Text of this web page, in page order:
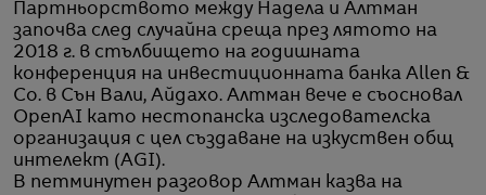
Партньорството между Надела и Aлтман
започва след случайна среща през лятото на
2018 г. в стълбището на годишната
конференция на инвестиционната банка Allen &
Co. в Сън Вали, Айдахо. Aлтман вече е съосновал
OpenAI като нестопанска изследователска
организация с цел създаване на изкуствен общ
интелект (AGI).
В петминутен разговор Aлтман казва на